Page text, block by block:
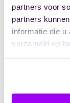
partners voor
partners
informatie die u
verzameld op
Hoe
jouw